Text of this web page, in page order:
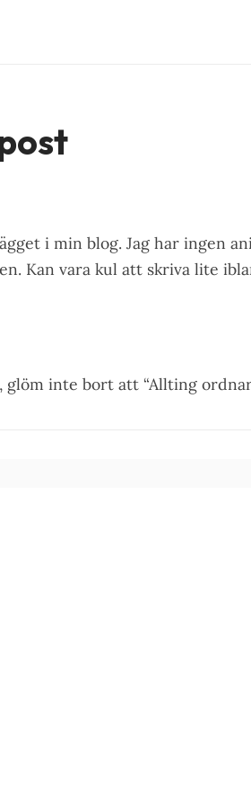
i min blog. Jag har ingen
Kan vara kul att skriva lite
glöm inte bort att “Allting